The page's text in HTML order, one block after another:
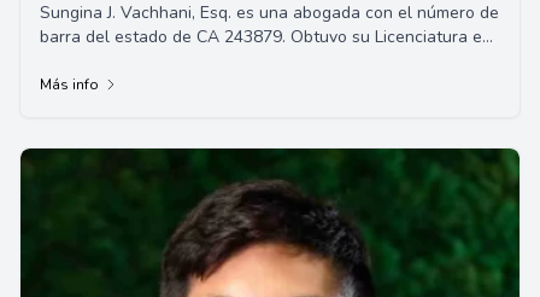
Sungina J. Vachhani, Esq. es una abogada con el número de
barra del estado de CA 243879. Obtuvo su Licenciatura en
Más info